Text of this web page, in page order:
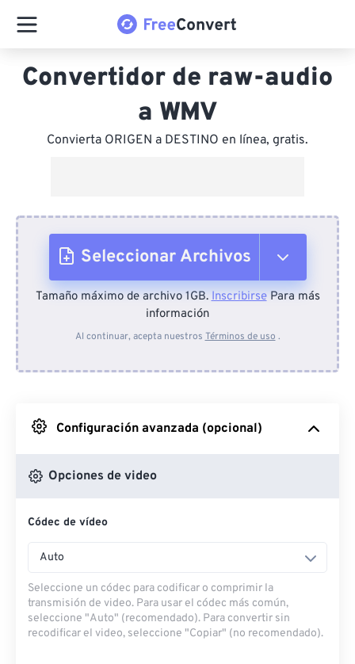
Convertidor de raw-audio
a WMV
Convierta ORIGEN a DESTINO en línea, gratis.
Seleccionar Archivos
Desde el dispositivo
Desde Google Drive
Desde OneDrive
Desde URL
Tamaño máximo de archivo 1GB.InscribirsePara más
información
Al continuar, acepta nuestros Términos de uso .
Configuración avanzada (opcional)
Opciones de video
Códec de vídeo
Auto
Seleccione un códec para codificar o comprimir la
transmisión de video. Para usar el códec más común,
seleccione "Auto" (recomendado). Para convertir sin
recodificar el video, seleccione "Copiar" (no recomendado).